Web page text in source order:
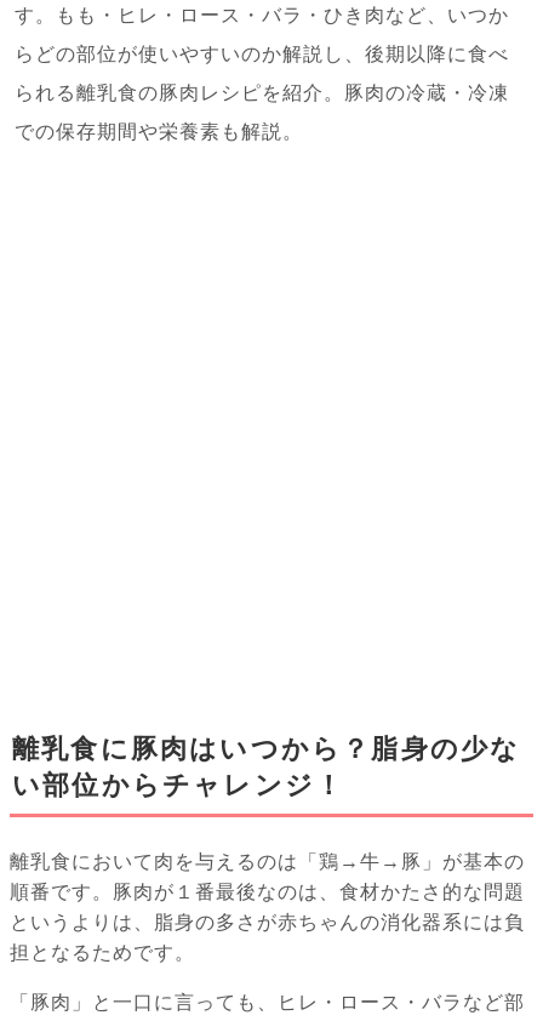
す。もも・ヒレ・ロース・バラ・ひき肉など、いつか
らどの部位が使いやすいのか解説し、後期以降に食べ
られる離乳食の豚肉レシピを紹介。豚肉の冷蔵・冷凍
での保存期間や栄養素も解説。
離乳食に豚肉はいつから？脂身の少な
い部位からチャレンジ！
離乳食において肉を与えるのは「鶏→牛→豚」が基本の
順番です。豚肉が１番最後なのは、食材かたさ的な問題
というよりは、脂身の多さが赤ちゃんの消化器系には負
担となるためです。
「豚肉」と一口に言っても、ヒレ・ロース・バラなど部